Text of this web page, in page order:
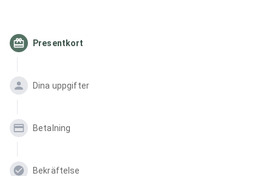
Presentkort
Dina uppgifter
Betalning
Bekräftelse